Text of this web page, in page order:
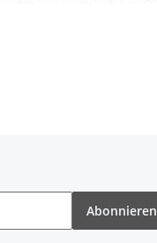
Abonnieren